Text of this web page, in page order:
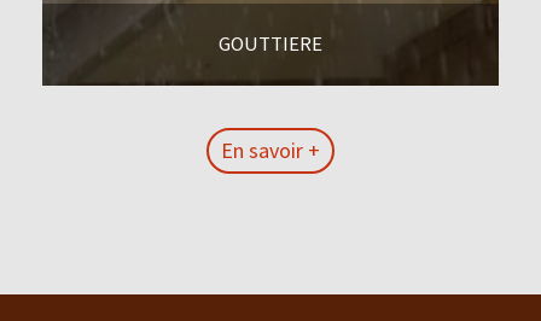
GOUTTIERE
En savoir +